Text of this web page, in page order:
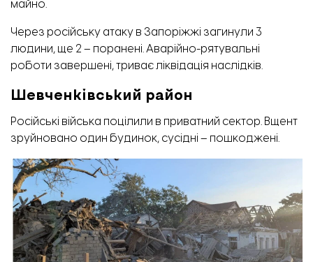
національностей та релігій ЗОВА.
майно.
Через російську атаку в Запоріжжі загинули 3
людини, ще 2 – поранені. Аварійно-рятувальні
роботи завершені, триває ліквідація наслідків.
Шевченківський район
Російські війська поцілили в приватний сектор. Вщент
зруйновано один будинок, сусідні – пошкоджені.